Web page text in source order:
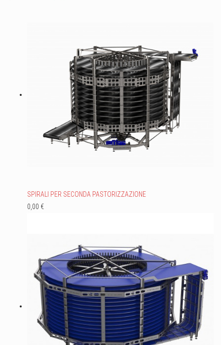
SPIRALI PER SECONDA PASTORIZZAZIONE
0,00 €